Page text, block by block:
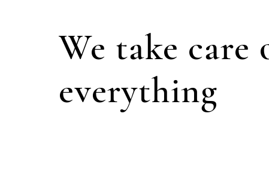
We take care
everything